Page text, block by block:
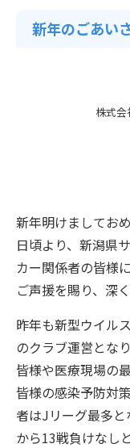
新年のごあい
株式
新年明けましてお
日頃より、新潟県
カー関係者の皆様
ご声援を賜り、深
昨年も新型ウイル
のクラブ運営とな
皆様や医療現場の
皆様の感染予防対
者はJリーグ最多
から13戦負けなし